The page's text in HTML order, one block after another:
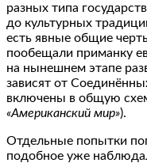
разных типа
до культурных
есть явные общие
пообещали приманку
на нынешнем этапе
зависят от
включены в общую
«Американский мир»).
Отдельные попытки
подобное уже